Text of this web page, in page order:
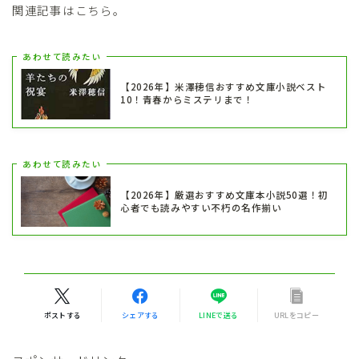
関連記事はこちら。
あわせて読みたい
【2026年】米澤穂信おすすめ文庫小説ベスト
10！青春からミステリまで！
あわせて読みたい
【2026年】厳選おすすめ文庫本小説50選！初
心者でも読みやすい不朽の名作揃い
ポストする シェアする LINEで送る URLをコピー